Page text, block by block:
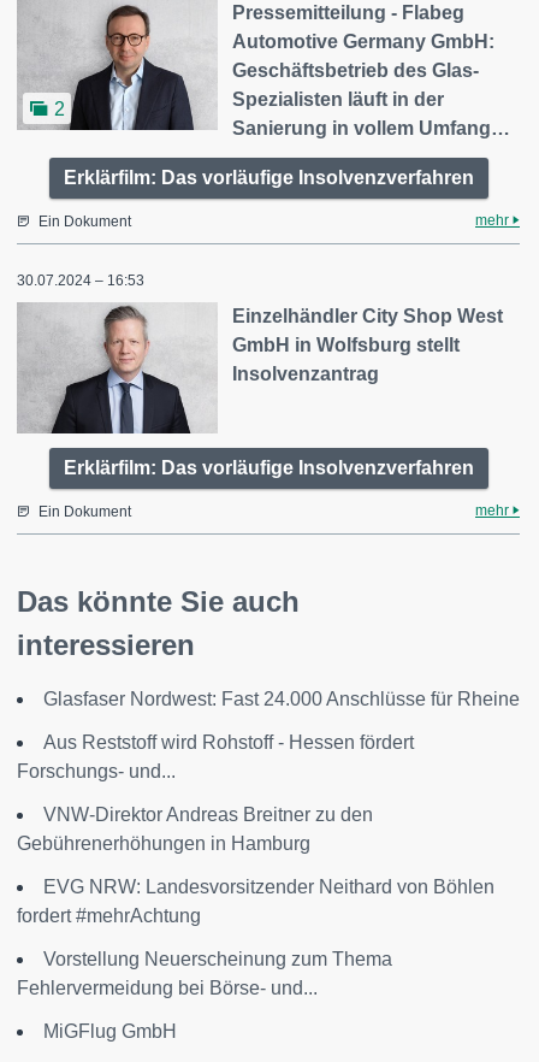
2
Pressemitteilung - Flabeg
Automotive Germany GmbH:
Geschäftsbetrieb des Glas-
Spezialisten läuft in der
Sanierung in vollem Umfang…
Erklärfilm: Das vorläufige Insolvenzverfahren
Ein Dokument mehr
30.07.2024 – 16:53
Einzelhändler City Shop West
GmbH in Wolfsburg stellt
Insolvenzantrag
Erklärfilm: Das vorläufige Insolvenzverfahren
Ein Dokument mehr
Das könnte Sie auch
interessieren
Glasfaser Nordwest: Fast 24.000 Anschlüsse für Rheine
Aus Reststoff wird Rohstoff - Hessen fördert
Forschungs- und...
VNW-Direktor Andreas Breitner zu den
Gebührenerhöhungen in Hamburg
EVG NRW: Landesvorsitzender Neithard von Böhlen
fordert #mehrAchtung
Vorstellung Neuerscheinung zum Thema
Fehlervermeidung bei Börse- und...
MiGFlug GmbH